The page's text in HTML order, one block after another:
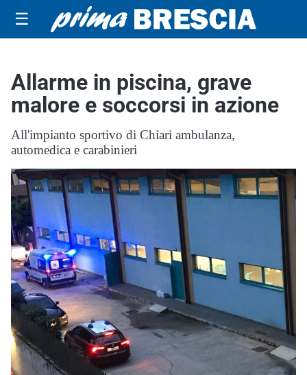
☰
Allarme in piscina, grave
malore e soccorsi in azione
All'impianto sportivo di Chiari ambulanza,
automedica e carabinieri